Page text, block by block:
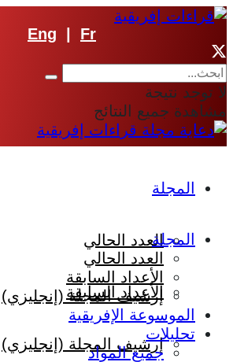
Eng Fr
لا توجد نتيجة
مشاهدة جميع النتائج
المجلة
العدد الحالي
الأعداد السابقة
إرشيف المجلة (إنجليزي)
المجلة
العدد الحالي
الأعداد السابقة
إرشيف المجلة (إنجليزي)
الموسوعة الإفريقية
تحليلات
جميع المواد